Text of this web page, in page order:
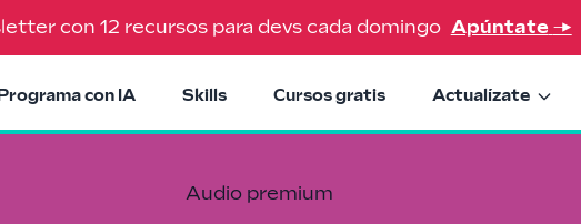
con 12 recursos para devs cada domingo Apúntate →
con IA Skills Cursos gratis Actualízate
Audio premium